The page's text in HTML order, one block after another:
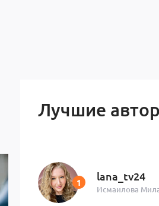
Лучшие
lana_tv24
Исмаилова